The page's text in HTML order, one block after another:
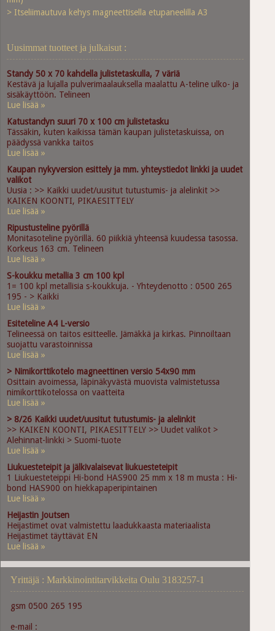
> Itseliimautuva kehys magneettisella etupaneelilla A3
Uusimmat tuotteet ja julkaisut :
Standy 50 x 70 kahdella julistetaskulla, 7 väriä
Kestävä ja lujalla pulverimaalauksella maalattu A-teline ulko- ja
sisäkäyttöön. Telineen
Lue lisää »
Katustandyn suuri 70 x 100 cm julistetasku
Tässäkin, kuten kaikissa tämän kaupan julistetaskuissa, on
päädyssä vankka taitos
Lue lisää »
Kaupan nykyversion esittely ja mm. yhteystiedot linkki ja uudet
valikot
Uusia : >> Kaikki uudet/uusitut tutustumis- ja alelinkit >>
KAIKEN KOONTI, PIKAESITTELY
Lue lisää »
Ripustusteline pyörillä
Monitasoteline pyörillä. 60 piikkiä yhteensä kuudessa tasossa.
Korkeus 163 cm. Telineen
Lue lisää »
S-koukku metallia 3 cm 100 kpl
1= 100 kpl metallisia s-koukkuja. - Yhteydenotto : 0500 265
195 - > Kaikki
Lue lisää »
Esiteteline A4 L-versio
Telineessä on taitos esitteelle. Jämäkkä ja kirkas. Pinnoiltaan
suojattu varastoinnissa
Lue lisää »
> Nimikorttikotelo magneettinen versio 54x90 mm
Osittain avoimessa, läpinäkyvästä muovista valmistetussa
nimikorttikotelossa on vaatteita
Lue lisää »
> 8/26 Kaikki uudet/uusitut tutustumis- ja alelinkit
>> KAIKEN KOONTI, PIKAESITTELY >> Uudet valikot >
Alehinnat-linkki > Suomi-tuote
Lue lisää »
Liukuesteteipit ja jälkivalaisevat liukuesteteipit
1 Liukuesteteippi Hi-bond HAS900 25 mm x 18 m musta : Hi-
bond HAS900 on hiekkapaperipintainen
Lue lisää »
Heijastin Joutsen
Heijastimet ovat valmistettu laadukkaasta materiaalista
Heijastimet täyttävät EN
Lue lisää »
Yrittäjä : Markkinointitarvikkeita Oulu 3183257-1
gsm 0500 265 195
e-mail :